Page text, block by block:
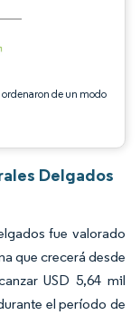
de un modo
Delgados
fue valorado
que crecerá desde
USD 5,64 mil
el período de